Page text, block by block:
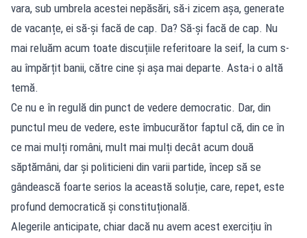
vara, sub umbrela acestei nepăsări, să-i zicem așa, generate
de vacanțe, ei să-și facă de cap. Da? Să-și facă de cap. Nu
mai reluăm acum toate discuțiile referitoare la seif, la cum s-
au împărțit banii, către cine și așa mai departe. Asta-i o altă
temă.
Ce nu e în regulă din punct de vedere democratic. Dar, din
punctul meu de vedere, este îmbucurător faptul că, din ce în
ce mai mulți români, mult mai mulți decât acum două
săptămâni, dar și politicieni din varii partide, încep să se
gândească foarte serios la această soluție, care, repet, este
profund democratică și constituțională.
Alegerile anticipate, chiar dacă nu avem acest exercițiu în